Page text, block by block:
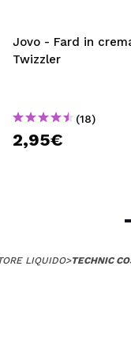
Jovo - Fard in
Twizzler
(18)
2,95€
LIQUIDO>TECHNIC